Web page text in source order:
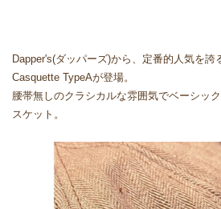
Dapper's(ダッパーズ)から、定番的人気を誇
Casquette TypeAが登場。
腰帯無しのクラシカルな雰囲気でベーシッ
スケット。